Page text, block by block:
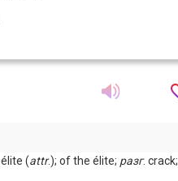
élite (attr.); of the élite; разг. crack;